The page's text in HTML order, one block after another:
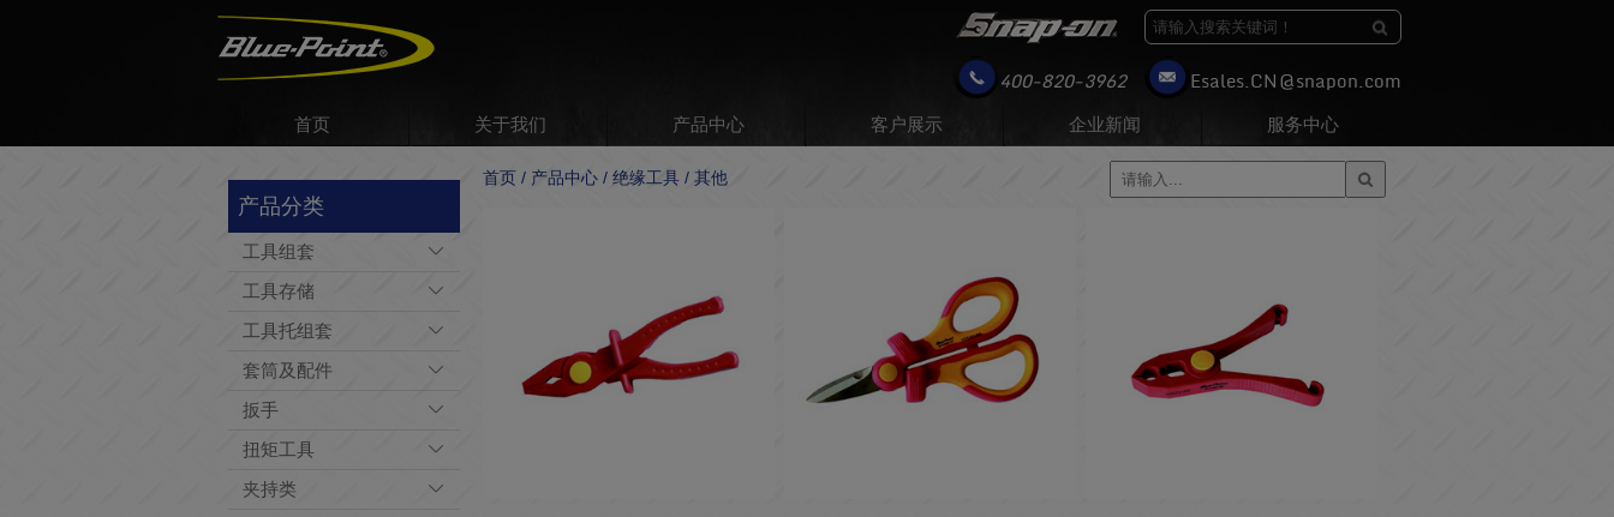
400-820-3962
moc.nopans@NC.selasE
首页
关于我们 产品中心 客户展示 企业新闻 服务中心
产品分类
工具组套
工具存储
工具托组套
套筒及配件
扳手
扭矩工具
夹持类
首页 / 产品中心 / 绝缘工具 / 其他